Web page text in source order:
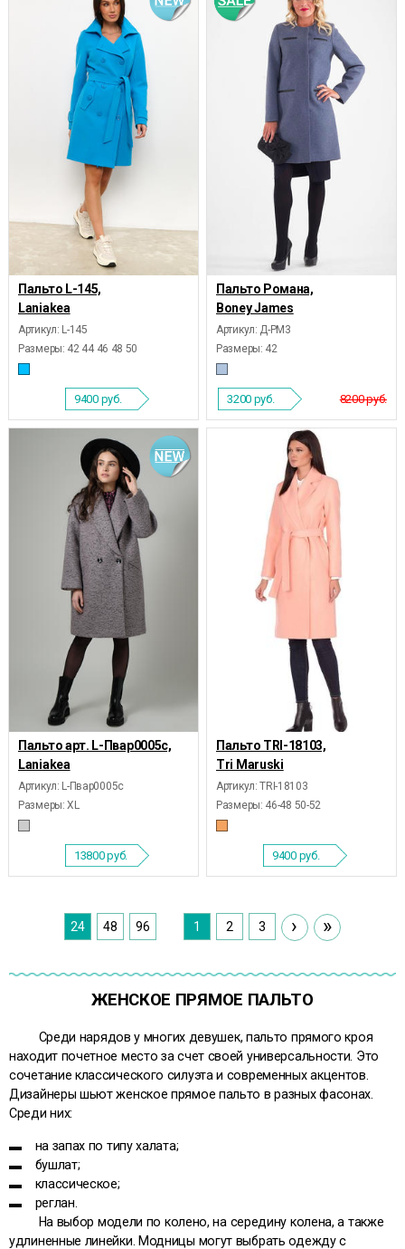
Пальто L-145,
Laniakea
Артикул: L-145
Размеры: 42 44 46 48 50
9400 руб.
Пальто Романа,
Boney James
Артикул: Д-РМ3
Размеры: 42
8200 руб.
3200 руб.
Пальто арт. L-Пвар0005с,
Laniakea
Артикул: L-Пвар0005с
Размеры: XL
13800руб.
Пальто TRI-18103,
Tri Maruski
Артикул: TRI-18103
Размеры: 46-48 50-52
9400 руб.
24 48 96 1 2 3 › »
ЖЕНСКОЕ ПРЯМОЕ ПАЛЬТО
Среди нарядов у многих девушек, пальто прямого кроя
находит почетное место за счет своей универсальности. Это
сочетание классического силуэта и современных акцентов.
Дизайнеры шьют женское прямое пальто в разных фасонах.
Среди них:
▬ на запах по типу халата;
▬ бушлат;
▬ классическое;
▬ реглан.
На выбор модели по колено, на середину колена, а также
удлиненные линейки. Модницы могут выбрать одежду с